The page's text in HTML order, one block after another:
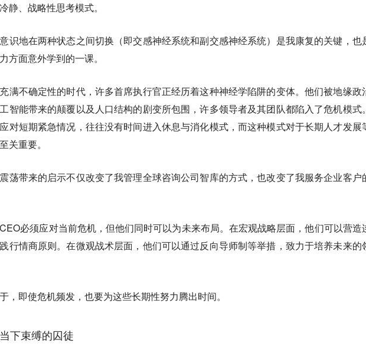
静、战略性思考模式。
识地在两种状态之间切换（即交感神经系统和副交感神经系统）是我康复的关键，也
方面意外学到的一课。
满不确定性的时代，许多首席执行官正经历着这种神经学陷阱的变体。他们被地缘政
智能带来的颠覆以及人口结构的剧变所包围，许多领导者及其团队都陷入了危机模式
对短期紧急情况，往往没有时间进入休息与消化模式，而这种模式对于长期人才发展
关重要。
荡带来的启示不仅改变了我管理全球咨询公司智库的方式，也改变了我服务企业客户
必须应对当前危机，但他们同时可以为未来布局。在宏观战略层面，他们可以营造
行情商原则。在微观战术层面，他们可以通过反向导师制等举措，致力于培养未来的
，即使危机频发，也要为这些长期性努力腾出时间。
下束缚的囚徒